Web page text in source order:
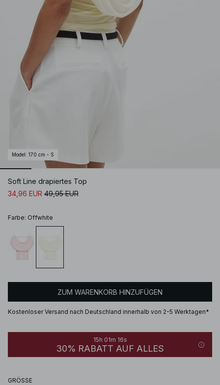
Model : 170 cm - S
Soft Line drapiertes Top
34,96 EUR 49,95 EUR
Farbe: Offwhite
ZUM WARENKORB HINZUFÜGEN
Kostenloser Versand nach Deutschland innerhalb von 2-5 Werktagen*
15h 01m 16s
30% RABATT AUF ALLES
GRÖSSE